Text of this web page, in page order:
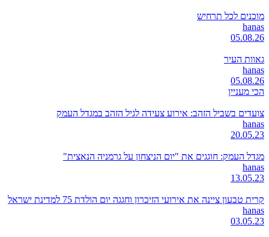
מוכנים לכל תרחיש
hanas
05.08.26
גאוות העיר
hanas
05.08.26
הכי מעניין
צועדים בשביל הזהב: אירוע צעידה לגיל הזהב במגדל העמק
hanas
20.05.23
מגדל העמק: חוגגים את "יום הניצחון על גרמניה הנאצית"
hanas
13.05.23
קרית טבעון ציינה את אירועי הזיכרון וחגגה יום הולדת 75 למדינת ישראל
hanas
03.05.23